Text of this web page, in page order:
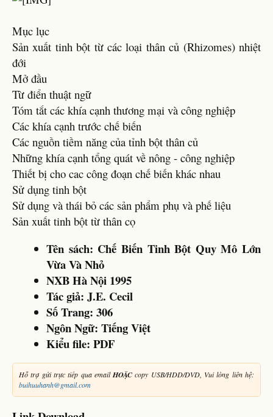
Mục lục
Sản xuất tinh bột từ các loại thân củ (Rhizomes) nhiệt
đới
Mở đầu
Từ điển thuật ngữ
Tóm tắt các khía cạnh thương mại và công nghiệp
Các khía cạnh trước chế biến
Các nguồn tiềm năng của tỉnh bột thân củ
Những khía cạnh tổng quát về nông - công nghiệp
Thiết bị cho cac công đoạn chế biến khác nhau
Sử dụng tinh bột
Sử dụng và thái bỏ các sản phẩm phụ và phế liệu
Sản xuất tinh bột từ thân cọ
Tên sách: Chế Biến Tinh Bột Quy Mô Lớn
Vừa Và Nhỏ
NXB Hà Nội 1995
Tác giả: J.E. Cecil
Số Trang: 306
Ngôn Ngữ: Tiếng Việt
Kiểu file: PDF
Hỗ trợ gửi trực tiếp qua emailHOẶC copy USB/HDD/DVD, Vui lòng liên hệ:
buihuuhanh@gmail.com